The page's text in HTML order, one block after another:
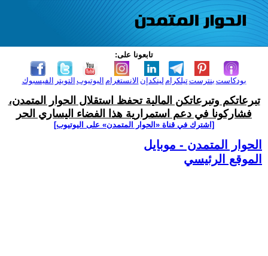
تابعونا على:
الفيسبوك التويتر اليوتيوب الانستغرام لينكدإن تيلكرامبنترست بودكاست
تبرعاتكم وتبرعاتكن المالية تحفظ استقلال الحوار المتمدن،
فشاركونا في دعم استمرارية هذا الفضاء اليساري الحر
[اشترك في قناة ‫«الحوار المتمدن» على اليوتيوب]
الحوار المتمدن - موبايل
الموقع الرئيسي